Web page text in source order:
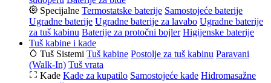
Specijalne Termostatske baterije Samostojeće baterije
Ugradne baterije Ugradne baterije za lavabo Ugradne baterije
za tuš kabinu Baterije za protočni bojler Higijenske baterije
Tuš kabine i kade
Tuš Sistemi Tuš kabine Postolje za tuš kabinu Paravani
(Walk-In) Tuš vrata
Kade Kade za kupatilo Samostojeće kade Hidromasažne